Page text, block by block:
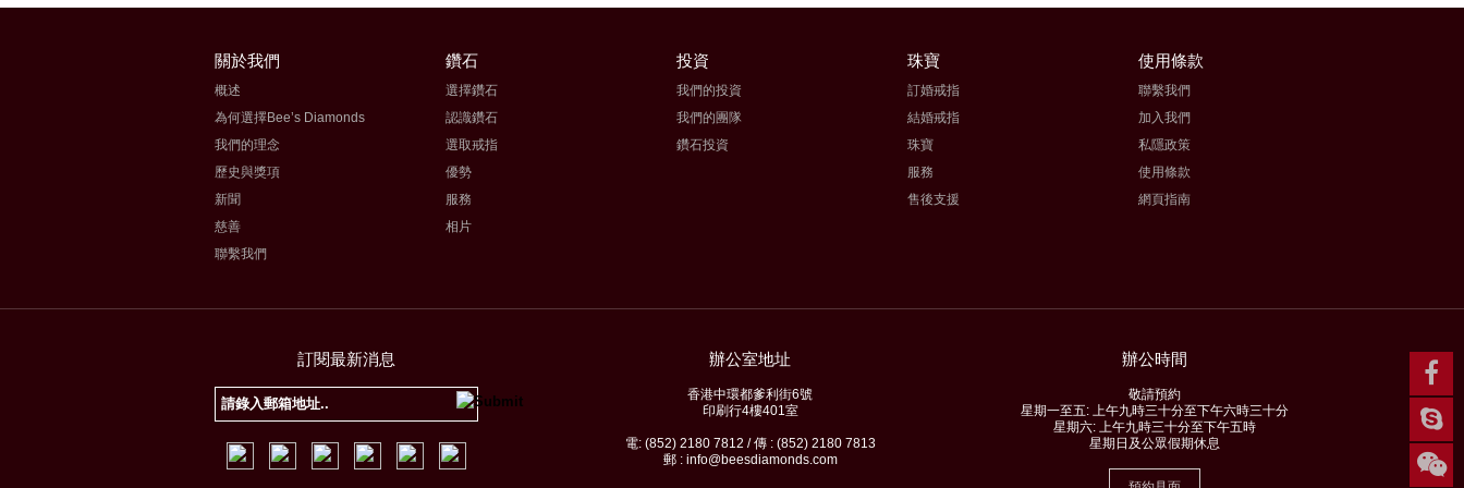
關於我們
概述
為何選擇Bee’s Diamonds
我們的理念
歷史與獎項
新聞
慈善
聯繫我們
鑽石
選擇鑽石
認識鑽石
選取戒指
優勢
服務
相片
投資
我們的投資
我們的團隊
鑽石投資
珠寶
訂婚戒指
結婚戒指
珠寶
服務
售後支援
使用條款
聯繫我們
加入我們
私隱政策
使用條款
網頁指南
訂閱最新消息 辦公室地址
香港中環都爹利街6號
印刷行4樓401室
電: (852) 2180 7812 / 傳 : (852) 2180 7813
郵 : info@beesdiamonds.com
辦公時間
敬請預約
星期一至五: 上午九時三十分至下午六時三十分
星期六: 上午九時三十分至下午五時
星期日及公眾假期休息